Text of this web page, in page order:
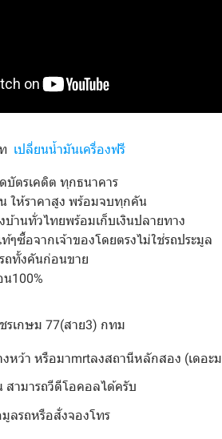
เปลี่ยนน้ำมันเครื่องฟรี
บัตรเคดิต ทุกธนาคาร
ให้ราคาสูง พร้อมจบทุกคัน
บ้านทั่วไทยพร้อมเก็บเงินปลายทาง
ๆซื้อจากเจ้าของโดยตรงไม่ใช่รถประมูล
ถทั้งคันก่อนขาย
น100%
รเกษม 77(สาย3) กทม
หว้า หรือมาmrtลงสถานีหลักสอง (เดอะ
สามารถวีดีโอคอลได้ครับ
ลรถหรือสั่งจองโทร